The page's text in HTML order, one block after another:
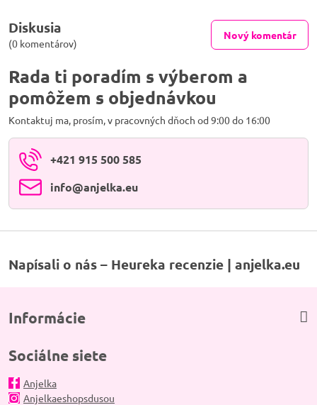
Diskusia
(0 komentárov)
Nový komentár
Rada ti poradím s výberom a
pomôžem s objednávkou
Kontaktuj ma, prosím, v pracovných dňoch od 9:00 do 16:00
+421 915 500 585
info​@anjelka​.eu
Napísali o nás – Heureka recenzie | anjelka.eu
Informácie
Sociálne siete
Anjelka
Anjelkaeshopsdusou